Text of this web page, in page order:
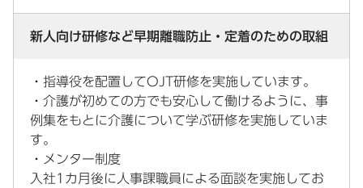
新人向け研修など早期離職防止・定着のための取組
・指導役を配置してOJT研修を実施しています。
・介護が初めての方でも安心して働けるように、事
例集をもとに介護について学ぶ研修を実施していま
す。
・メンター制度
入社1カ月後に人事課職員による面談を実施してお